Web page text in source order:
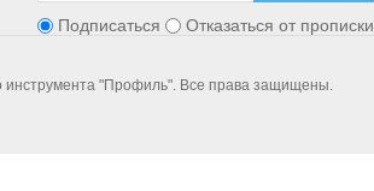
Подписаться Отказаться от прописки
инструмента "Профиль". Все права защищены.